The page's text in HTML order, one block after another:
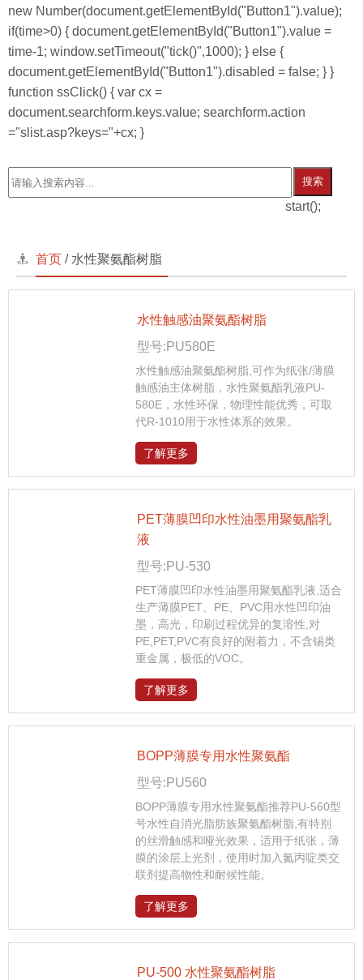
new Number(document.getElementById("Button1").value);
if(time>0) { document.getElementById("Button1").value =
time-1; window.setTimeout("tick()",1000); } else {
document.getElementById("Button1").disabled = false; } }
function ssClick() { var cx =
document.searchform.keys.value; searchform.action
="slist.asp?keys="+cx; }
搜索
start();
首页 / 水性聚氨酯树脂
水性触感油聚氨酯树脂
型号:PU580E
水性触感油聚氨酯树脂,可作为纸张/薄膜
触感油主体树脂，水性聚氨酯乳液PU-
580E，水性环保，物理性能优秀，可取
代R-1010用于水性体系的效果。
了解更多
PET薄膜凹印水性油墨用聚氨酯乳
液
型号:PU-530
PET薄膜凹印水性油墨用聚氨酯乳液,适合
生产薄膜PET、PE、PVC用水性凹印油
墨，高光，印刷过程优异的复溶性,对
PE,PET,PVC有良好的附着力，不含锡类
重金属，极低的VOC。
了解更多
BOPP薄膜专用水性聚氨酯
型号:PU560
BOPP薄膜专用水性聚氨酯推荐PU-560型
号水性自消光脂肪族聚氨酯树脂,有特别
的丝滑触感和哑光效果，适用于纸张，薄
膜的涂层上光剂，使用时加入氮丙啶类交
联剂提高物性和耐候性能。
了解更多
PU-500 水性聚氨酯树脂